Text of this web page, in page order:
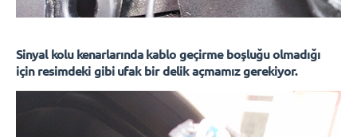
Sinyal kolu kenarlarında kablo geçirme boşluğu olmadığı
için resimdeki gibi ufak bir delik açmamız gerekiyor.